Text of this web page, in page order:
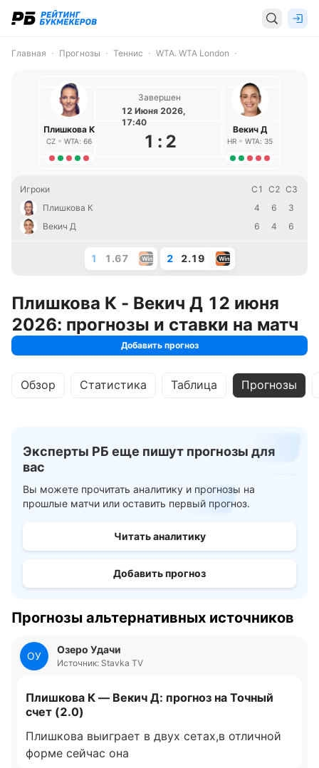
Главная Прогнозы Теннис WTA. WTA London
Плишкова К
CZ WTA: 66
Завершен
12 Июня 2026,
17:40
1 : 2
Векич Д
HR WTA: 35
Игроки С1 С2 С3
Плишкова К
4 6
3
Векич Д
6 4 6
1 1.67 2 2.19
Плишкова К - Векич Д 12 июня
2026: прогнозы и ставки на матч
Добавить прогноз
Обзор Статистика Таблица Прогнозы
Эксперты РБ еще пишут прогнозы для
вас
Вы можете прочитать аналитику и прогнозы на
прошлые матчи или оставить первый прогноз.
Читать аналитику
Добавить прогноз
Прогнозы альтернативных источников
ОУ
Озеро Удачи
Источник: Stavka TV
Плишкова К — Векич Д: прогноз на Точный
счет (2.0)
Плишкова выиграет в двух сетах,в отличной
форме сейчас она